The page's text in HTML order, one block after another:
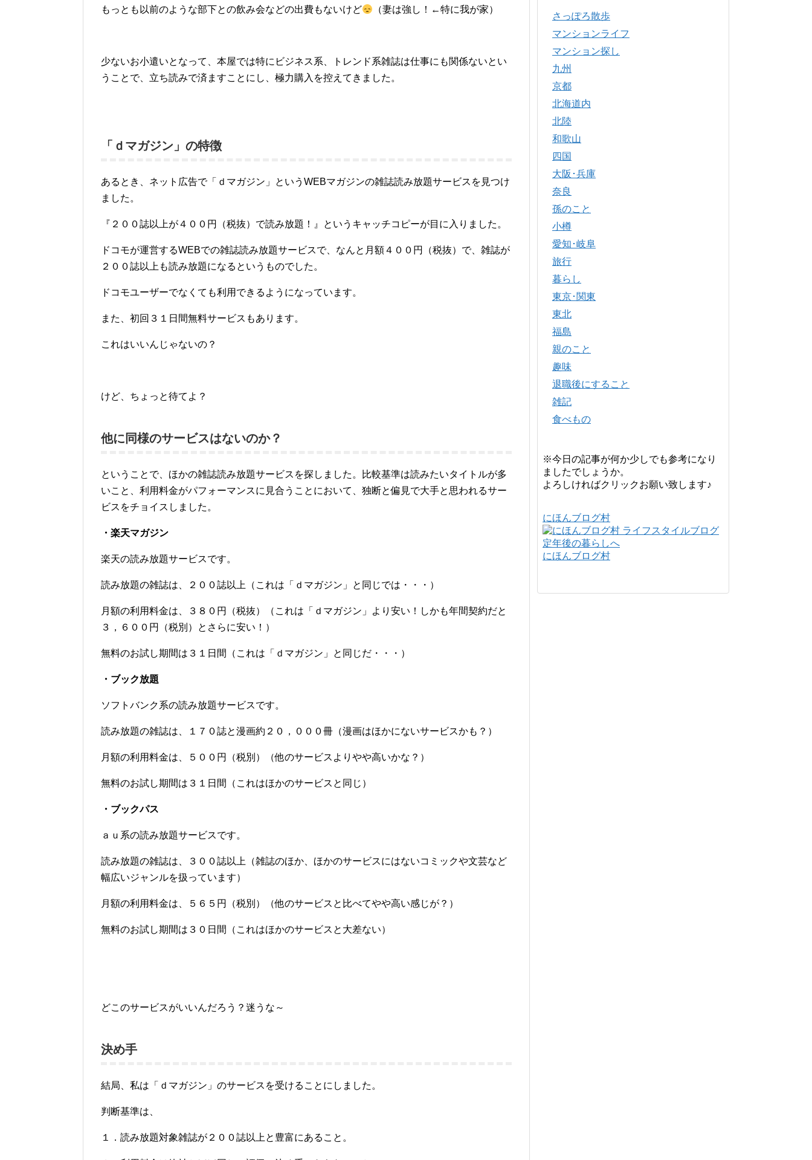
もっとも以前のような部下との飲み会などの出費もないけど （妻は強し！←特に我が家）
少ないお小遣いとなって、本屋では特にビジネス系、トレンド系雑誌は仕事にも関係ないとい
うことで、立ち読みで済ますことにし、極力購入を控えてきました。
「ｄマガジン」の特徴
あるとき、ネット広告で「ｄマガジン」というWEBマガジンの雑誌読み放題サービスを見つけ
ました。
『２００誌以上が４００円（税抜）で読み放題！』というキャッチコピーが目に入りました。
ドコモが運営するWEBでの雑誌読み放題サービスで、なんと月額４００円（税抜）で、雑誌が
２００誌以上も読み放題になるというものでした。
ドコモユーザーでなくても利用できるようになっています。
また、初回３１日間無料サービスもあります。
これはいいんじゃないの？
けど、ちょっと待てよ？
他に同様のサービスはないのか？
ということで、ほかの雑誌読み放題サービスを探しました。比較基準は読みたいタイトルが多
いこと、利用料金がパフォーマンスに見合うことにおいて、独断と偏見で大手と思われるサー
ビスをチョイスしました。
・楽天マガジン
楽天の読み放題サービスです。
読み放題の雑誌は、２００誌以上（これは「ｄマガジン」と同じでは・・・）
月額の利用料金は、３８０円（税抜）（これは「ｄマガジン」より安い！しかも年間契約だと
３，６００円（税別）とさらに安い！）
無料のお試し期間は３１日間（これは「ｄマガジン」と同じだ・・・）
・ブック放題
ソフトバンク系の読み放題サービスです。
読み放題の雑誌は、１７０誌と漫画約２０，０００冊（漫画はほかにないサービスかも？）
月額の利用料金は、５００円（税別）（他のサービスよりやや高いかな？）
無料のお試し期間は３１日間（これはほかのサービスと同じ）
・ブックパス
ａｕ系の読み放題サービスです。
読み放題の雑誌は、３００誌以上（雑誌のほか、ほかのサービスにはないコミックや文芸など
幅広いジャンルを扱っています）
月額の利用料金は、５６５円（税別）（他のサービスと比べてやや高い感じが？）
無料のお試し期間は３０日間（これはほかのサービスと大差ない）
どこのサービスがいいんだろう？迷うな～
決め手
結局、私は「ｄマガジン」のサービスを受けることにしました。
判断基準は、
１．読み放題対象雑誌が２００誌以上と豊富にあること。
さっぽろ散歩
マンションライフ
マンション探し
九州
京都
北海道内
北陸
和歌山
四国
大阪･兵庫
奈良
孫のこと
小樽
愛知･岐阜
旅行
暮らし
東京･関東
東北
福島
親のこと
趣味
退職後にすること
雑記
食べもの
※今日の記事が何か少しでも参考になり
ましたでしょうか。
よろしければクリックお願い致します♪
にほんブログ村
にほんブログ村